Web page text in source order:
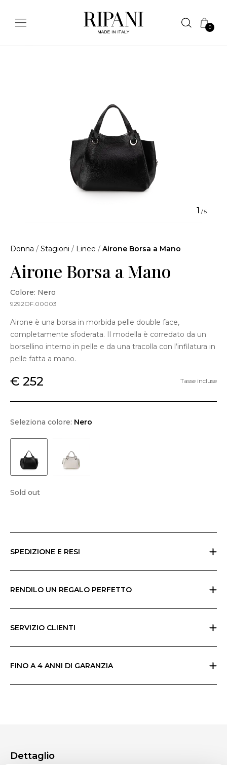
0
1 /5
Donna / Stagioni / Linee / Airone Borsa a Mano
Airone Borsa a Mano
Colore: Nero
9292OF.00003
Airone è una borsa in morbida pelle double face,
completamente sfoderata. Il modella è corredato da un
borsellino interno in pelle e da una tracolla con l’infilatura in
pelle fatta a mano.
€ 252 Tasse incluse
Seleziona colore: Nero
Sold out
SPEDIZIONE E RESI
il carrello per verificare le eventuali spese. Eventuali dazi doganali sono
RENDILO UN REGALO PERFETTO
SERVIZIO CLIENTI
reca le istruzioni di manutenzione, che puoi trovare anche nella sezione
FINO A 4 ANNI DI GARANZIA
Dettaglio